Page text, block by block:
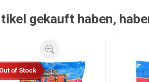
gekauft haben,
Out of Stock